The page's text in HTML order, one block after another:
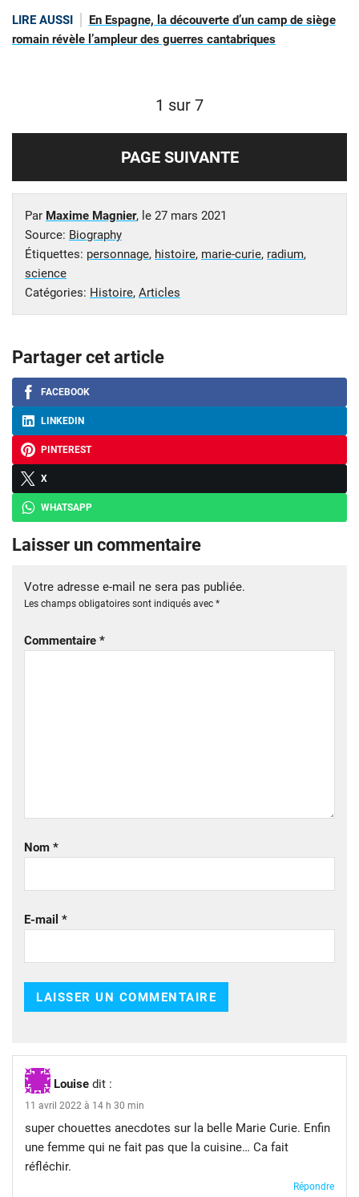
LIRE AUSSI
En Espagne, la découverte d’un camp de siège
romain révèle l’ampleur des guerres cantabriques
1 sur 7
PAGE SUIVANTE
Par Maxime Magnier, le 27 mars 2021
Source: Biography
Étiquettes: personnage, histoire, marie-curie, radium,
science
Catégories: Histoire, Articles
Partager cet article
FACEBOOK
LINKEDIN
PINTEREST
X
WHATSAPP
Laisser un commentaire
Votre adresse e-mail ne sera pas publiée.
Les champs obligatoires sont indiqués avec *
Commentaire *
Nom *
E-mail *
Louise dit :
11 avril 2022 à 14 h 30 min
super chouettes anecdotes sur la belle Marie Curie. Enfin
une femme qui ne fait pas que la cuisine… Ca fait
réfléchir.
Répondre